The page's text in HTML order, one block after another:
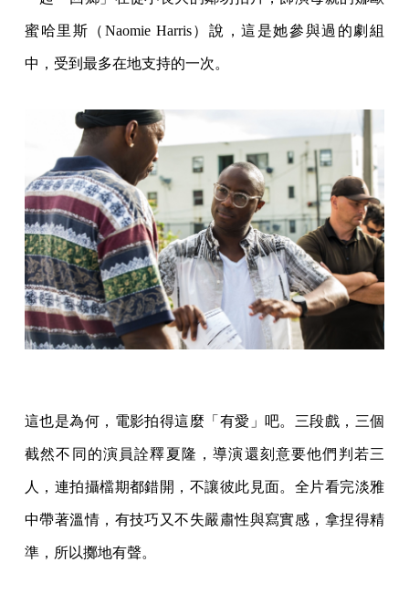
蜜哈里斯（Naomie Harris）說，這是她參與過的劇組
中，受到最多在地支持的一次。
這也是為何，電影拍得這麼「有愛」吧。三段戲，三個
截然不同的演員詮釋夏隆，導演還刻意要他們判若三
人，連拍攝檔期都錯開，不讓彼此見面。全片看完淡雅
中帶著溫情，有技巧又不失嚴肅性與寫實感，拿捏得精
準，所以擲地有聲。